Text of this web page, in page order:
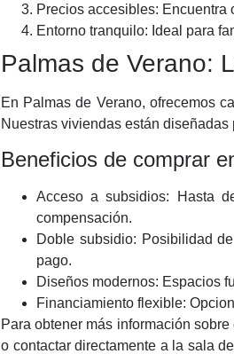
Precios accesibles:
Entorno tranquilo: Ideal para
Palmas de Verano:
En Palmas de Verano, ofrecemos
Nuestras viviendas están
Beneficios de comprar
Acceso a subsidios: Hasta
compensación.
Doble subsidio: Posibilidad
pago.
Diseños modernos: Espacios
Financiamiento flexible:
Para obtener más información
o contactar directamente a la sala